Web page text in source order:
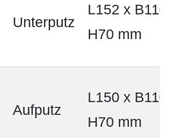
Unterputz
L152 x B110 x
H70 mm
Aufputz
L150 x B110 x
H70 mm